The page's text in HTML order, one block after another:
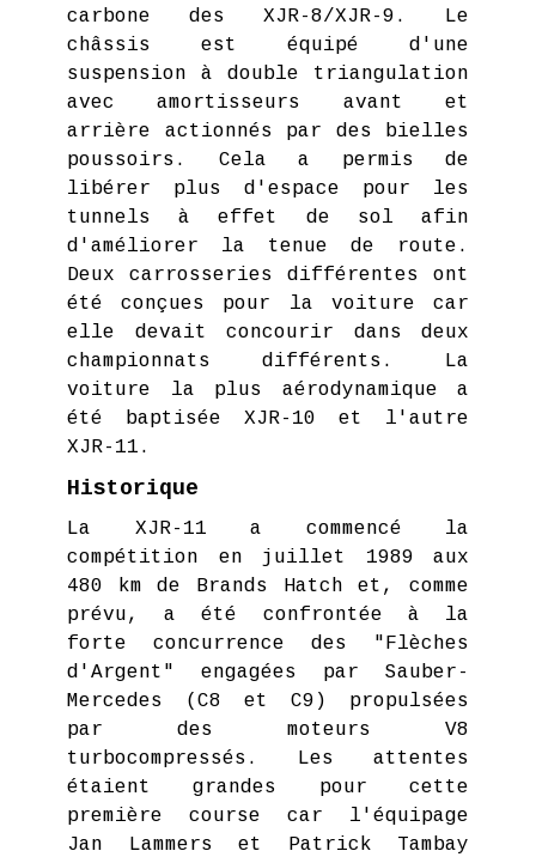
carbone des XJR-8/XJR-9. Le
châssis est équipé d'une
suspension à double triangulation
avec amortisseurs avant et
arrière actionnés par des bielles
poussoirs. Cela a permis de
libérer plus d'espace pour les
tunnels à effet de sol afin
d'améliorer la tenue de route.
Deux carrosseries différentes ont
été conçues pour la voiture car
elle devait concourir dans deux
championnats différents. La
voiture la plus aérodynamique a
été baptisée XJR-10 et l'autre
XJR-11.
Historique
La XJR-11 a commencé la
compétition en juillet 1989 aux
480 km de Brands Hatch et, comme
prévu, a été confrontée à la
forte concurrence des "Flèches
d'Argent" engagées par Sauber-
Mercedes (C8 et C9) propulsées
par des moteurs V8
turbocompressés. Les attentes
étaient grandes pour cette
première course car l'équipage
Jan Lammers et Patrick Tambay